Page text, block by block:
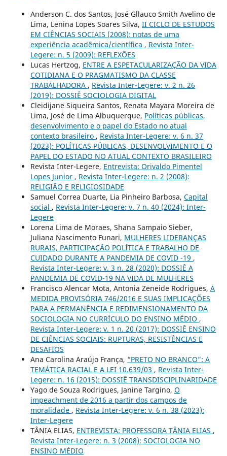
Anderson C. dos Santos, José Gllauco Smith Avelino de
Lima, Lenina Lopes Soares Silva, II CICLO DE ESTUDOS
EM CIÊNCIAS SOCIAIS (2008): notas de uma
experiência acadêmica/científica , Revista Inter-
Legere: n. 5 (2009): REFLEXÕES
Lucas Hertzog, ENTRE A ESPETACULARIZAÇÃO DA VIDA
COTIDIANA E O PRAGMATISMO DA CLASSE
TRABALHADORA , Revista Inter-Legere: v. 2 n. 26
(2019): DOSSIÊ SOCIOLOGIA DIGITAL
Cleidijane Siqueira Santos, Renata Mayara Moreira de
Lima, José de Lima Albuquerque, Políticas públicas,
desenvolvimento e o papel do Estado no atual
contexto brasileiro , Revista Inter-Legere: v. 6 n. 37
(2023): POLÍTICAS PÚBLICAS, DESENVOLVIMENTO E O
PAPEL DO ESTADO NO ATUAL CONTEXTO BRASILEIRO
Revista Inter-Legere, Entrevista: Orivaldo Pimentel
Lopes Junior , Revista Inter-Legere: n. 2 (2008):
RELIGIÃO E RELIGIOSIDADE
Samuel Correa Duarte, Lia Pinheiro Barbosa, Capital
social , Revista Inter-Legere: v. 7 n. 40 (2024): Inter-
Legere
Lorena Lima de Moraes, Shana Sampaio Sieber,
Juliana Nascimento Funari, MULHERES LIDERANÇAS
RURAIS, PARTICIPAÇÃO POLÍTICA E TRABALHO DE
CUIDADO DURANTE A PANDEMIA DE COVID -19 ,
Revista Inter-Legere: v. 3 n. 28 (2020): DOSSIÊ A
PANDEMIA DE COVID-19 NA VIDA DE MULHERES
Francisco Alencar Mota, Antonia Zeneide Rodrigues, A
MEDIDA PROVISÓRIA 746/2016 E SUAS IMPLICAÇÕES
PARA A PERMANÊNCIA E REDIMENSIONAMENTO DA
SOCIOLOGIA NO CURRÍCULO DO ENSINO MÉDIO ,
Revista Inter-Legere: v. 1 n. 20 (2017): DOSSIÊ ENSINO
DE CIÊNCIAS SOCIAIS: RUPTURAS, RESISTÊNCIAS E
DESAFIOS
Ana Carolina Araújo França, “PRETO NO BRANCO”: A
TEMÁTICA RACIAL E A LEI 10.639/03 , Revista Inter-
Legere: n. 16 (2015): DOSSIÊ TRANSDISCIPLINARIDADE
Yago de Souza Rodrigues, Janine Targino, O
impeachment de 2016 a partir dos campos de
moralidade , Revista Inter-Legere: v. 6 n. 38 (2023):
Inter-Legere
TÂNIA ELIAS, ENTREVISTA: PROFESSORA TÂNIA ELIAS ,
Revista Inter-Legere: n. 3 (2008): SOCIOLOGIA NO
ENSINO MÉDIO